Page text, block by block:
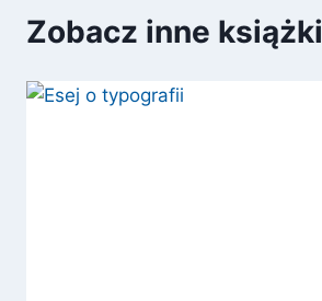
Zobacz inne książki